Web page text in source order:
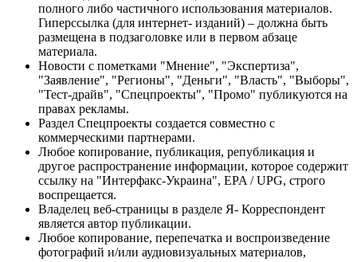
полного либо частичного использования материалов.
Гиперссылка (для интернет- изданий) – должна быть
размещена в подзаголовке или в первом абзаце
материала.
Новости с пометками "Мнение", "Экспертиза",
"Заявление", "Регионы", "Деньги", "Власть", "Выборы",
"Тест-драйв", "Спецпроекты", "Промо" публикуются на
правах рекламы.
Раздел Спецпроекты создается совместно с
коммерческими партнерами.
Любое копирование, публикация, републикация и
другое распространение информации, которое содержит
ссылку на "Интерфакс-Украина", EPA / UPG, строго
воспрещается.
Владелец веб-страницы в разделе Я- Корреспондент
является автор публикации.
Любое копирование, перепечатка и воспроизведение
фотографий и/или аудиовизуальных материалов,